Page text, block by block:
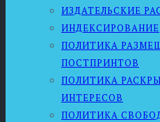
ИЗДАТЕЛЬСКИЕ
ИНДЕКСИРОВАНИЕ
ПОЛИТИКА
ПОСТПРИНТОВ
ПОЛИТИКА
ИНТЕРЕСОВ
ПОЛИТИКА